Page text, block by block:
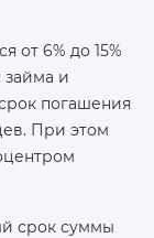
от 6% до 15%
займа и
погашения
При этом
срок суммы